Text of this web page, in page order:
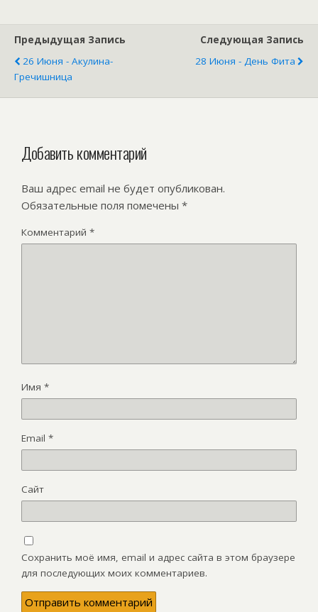
счастья
Предыдущая Запись
26 Июня - Акулина-
Гречишница
Следующая Запись
28 Июня - День Фита
Добавить комментарий
Ваш адрес email не будет опубликован.
Обязательные поля помечены *
Комментарий *
Имя *
Email *
Сайт
Сохранить моё имя, email и адрес сайта в этом браузере
для последующих моих комментариев.